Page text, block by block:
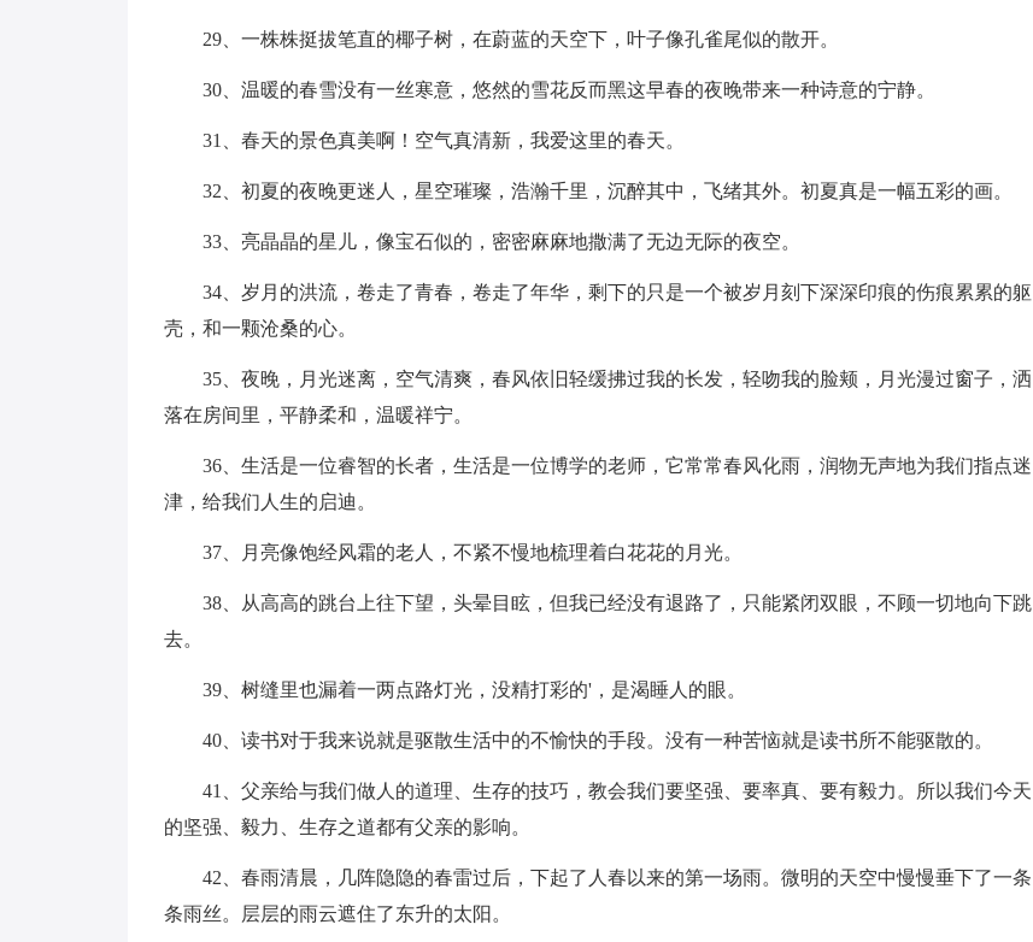
29、一株株挺拔笔直的椰子树，在蔚蓝的天空下，叶子像孔雀尾似的散开。
30、温暖的春雪没有一丝寒意，悠然的雪花反而黑这早春的夜晚带来一种诗意的宁静。
31、春天的景色真美啊！空气真清新，我爱这里的春天。
32、初夏的夜晚更迷人，星空璀璨，浩瀚千里，沉醉其中，飞绪其外。初夏真是一幅五彩的画。
33、亮晶晶的星儿，像宝石似的，密密麻麻地撒满了无边无际的夜空。
34、岁月的洪流，卷走了青春，卷走了年华，剩下的只是一个被岁月刻下深深印痕的伤痕累累的躯
壳，和一颗沧桑的心。
35、夜晚，月光迷离，空气清爽，春风依旧轻缓拂过我的长发，轻吻我的脸颊，月光漫过窗子，洒
落在房间里，平静柔和，温暖祥宁。
36、生活是一位睿智的长者，生活是一位博学的老师，它常常春风化雨，润物无声地为我们指点迷
津，给我们人生的启迪。
37、月亮像饱经风霜的老人，不紧不慢地梳理着白花花的月光。
38、从高高的跳台上往下望，头晕目眩，但我已经没有退路了，只能紧闭双眼，不顾一切地向下跳
去。
39、树缝里也漏着一两点路灯光，没精打彩的'，是渴睡人的眼。
40、读书对于我来说就是驱散生活中的不愉快的手段。没有一种苦恼就是读书所不能驱散的。
41、父亲给与我们做人的道理、生存的技巧，教会我们要坚强、要率真、要有毅力。所以我们今天
的坚强、毅力、生存之道都有父亲的影响。
42、春雨清晨，几阵隐隐的春雷过后，下起了人春以来的第一场雨。微明的天空中慢慢垂下了一条
条雨丝。层层的雨云遮住了东升的太阳。